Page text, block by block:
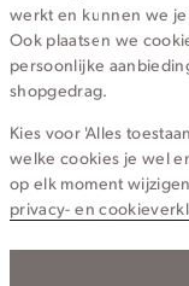
Service
Wij zijn Cotton Club
Topcategorieën voor jou
Privacy- en
werkt en kunnen we
Ook plaatsen we
persoonlijke
shopgedrag.
Kies voor 'Alles
welke cookies je wel
op elk moment
privacy- en